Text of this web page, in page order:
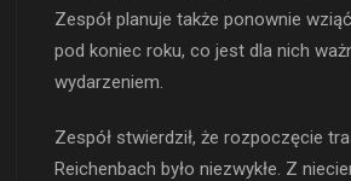
Zespół planuje także ponownie
pod koniec roku, co jest dla nich
wydarzeniem.
Zespół stwierdził, że rozpoczęcie
Reichenbach było niezwykłe. Z